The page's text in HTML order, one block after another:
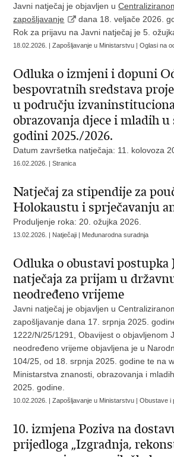
Javni natječaj je objavljen u
zapošljavanje
dana 18. veljače 2026.
Rok za prijavu na Javni natječaj je 5.
18.02.2026. | Zapošljavanje u Ministarstvu | Oglasi na
Odluka o izmjeni i dopuni
bespovratnih sredstava
u području
obrazovanja djece i mladih u
godini 2025./2026.
Datum završetka natječaja: 11. kolovoza
16.02.2026. | Stranica
Natječaj za stipendije za
Holokaustu i sprječavanju
Produljenje roka: 20. ožujka 2026.
13.02.2026. | Natječaji | Međunarodna suradnja
Odluka o obustavi postupka
natječaja za prijam u
neodređeno vrijeme
Javni natječaj je objavljen u
zapošljavanje dana 17. srpnja 2025.
1222/N/25/1291, Obavijest o objavljenom
neodređeno vrijeme objavljena je u
104/25, od 18. srpnja 2025. godine te na
Ministarstva znanosti, obrazovanja i
2025. godine.
10.02.2026. | Zapošljavanje u Ministarstvu | Obustave i
10. izmjena Poziva na
prijedloga „Izgradnja,